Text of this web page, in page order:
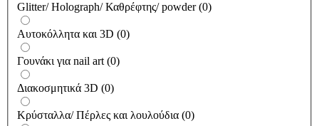
Glitter/ Holograph/ Καθρέφτης/ powder (0)
Αυτοκόλλητα και 3D (0)
Γουνάκι για nail art (0)
Διακοσμητικά 3D (0)
Κρύσταλλα/ Πέρλες και λουλούδια (0)